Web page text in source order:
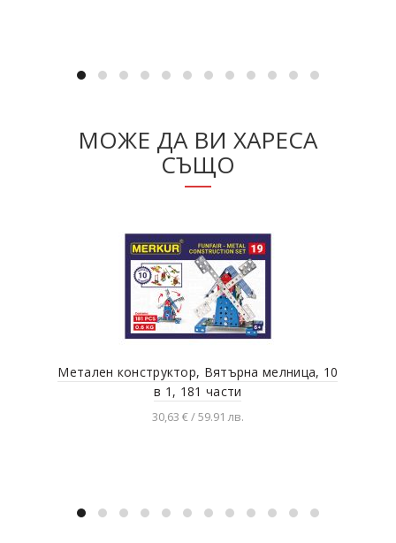
МОЖЕ ДА ВИ ХАРЕСА
СЪЩО
Метален конструктор, Вятърна мелница, 10
в 1, 181 части
30,63 € / 59.91 лв.